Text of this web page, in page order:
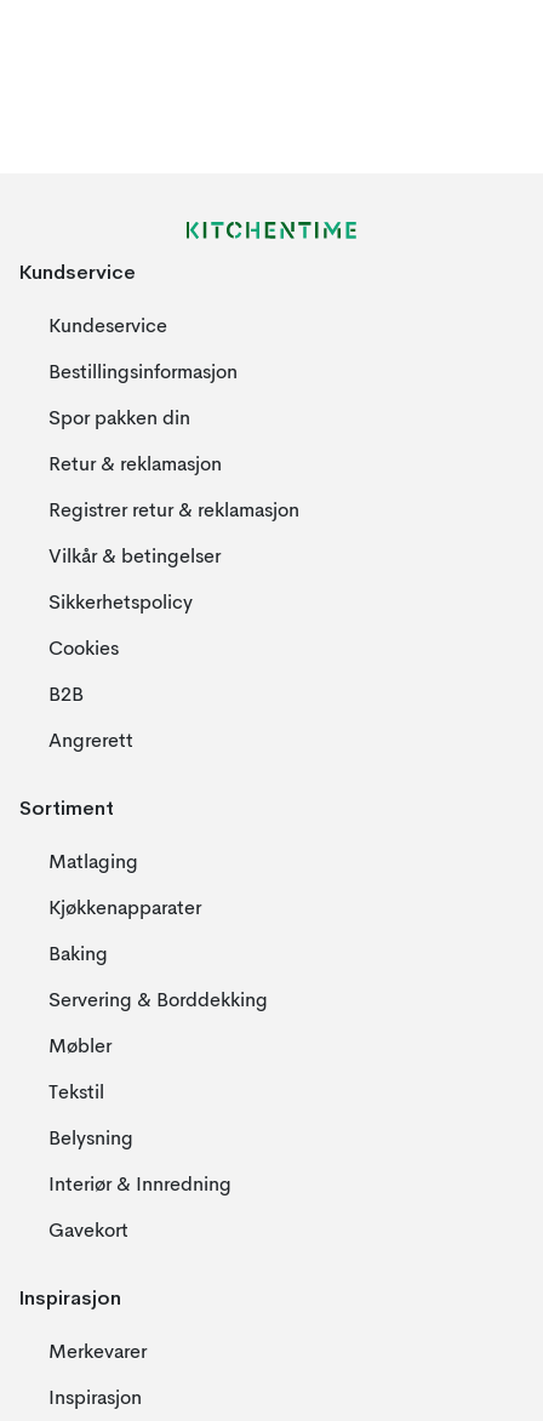
Kundservice
Kundeservice
Bestillingsinformasjon
Spor pakken din
Retur & reklamasjon
Registrer retur & reklamasjon
Vilkår & betingelser
Sikkerhetspolicy
Cookies
B2B
Angrerett
Sortiment
Matlaging
Kjøkkenapparater
Baking
Servering & Borddekking
Møbler
Tekstil
Belysning
Interiør & Innredning
Gavekort
Inspirasjon
Merkevarer
Inspirasjon